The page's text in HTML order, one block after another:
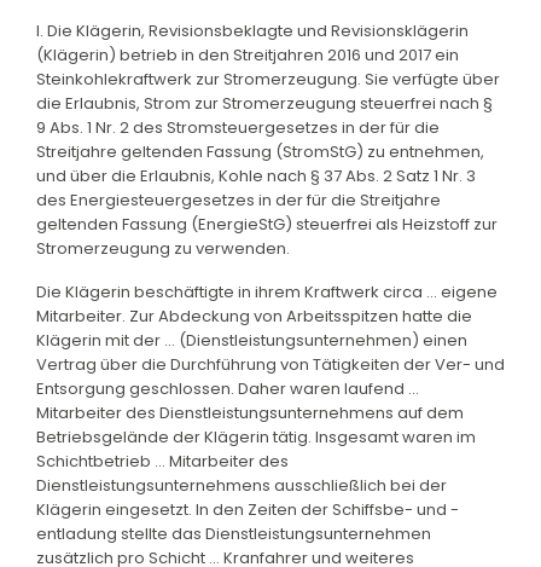
I. Die Klägerin, Revisionsbeklagte und Revisionsklägerin
(Klägerin) betrieb in den Streitjahren 2016 und 2017 ein
Steinkohlekraftwerk zur Stromerzeugung. Sie verfügte über
die Erlaubnis, Strom zur Stromerzeugung steuerfrei nach §
9 Abs. 1 Nr. 2 des Stromsteuergesetzes in der für die
Streitjahre geltenden Fassung (StromStG) zu entnehmen,
und über die Erlaubnis, Kohle nach § 37 Abs. 2 Satz 1 Nr. 3
des Energiesteuergesetzes in der für die Streitjahre
geltenden Fassung (EnergieStG) steuerfrei als Heizstoff zur
Stromerzeugung zu verwenden.
Die Klägerin beschäftigte in ihrem Kraftwerk circa ... eigene
Mitarbeiter. Zur Abdeckung von Arbeitsspitzen hatte die
Klägerin mit der ... (Dienstleistungsunternehmen) einen
Vertrag über die Durchführung von Tätigkeiten der Ver- und
Entsorgung geschlossen. Daher waren laufend ...
Mitarbeiter des Dienstleistungsunternehmens auf dem
Betriebsgelände der Klägerin tätig. Insgesamt waren im
Schichtbetrieb ... Mitarbeiter des
Dienstleistungsunternehmens ausschließlich bei der
Klägerin eingesetzt. In den Zeiten der Schiffsbe- und -
entladung stellte das Dienstleistungsunternehmen
zusätzlich pro Schicht ... Kranfahrer und weiteres